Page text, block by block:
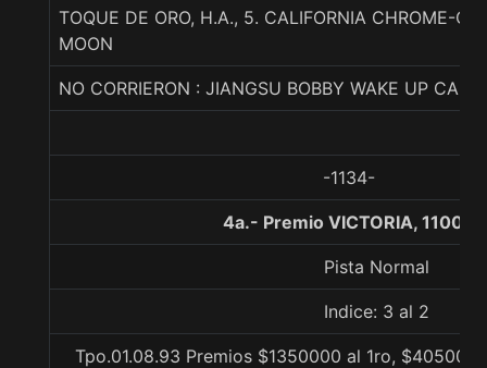
TOQUE DE ORO, H.A., 5. CALIFORNIA CHROME-
MOON
NO CORRIERON : JIANGSU BOBBY WAKE UP CALL
-1134-
4a.- Premio VICTORIA, 1100
Pista Normal
Indice: 3 al 2
Tpo.01.08.93 Premios $1350000 al 1ro,